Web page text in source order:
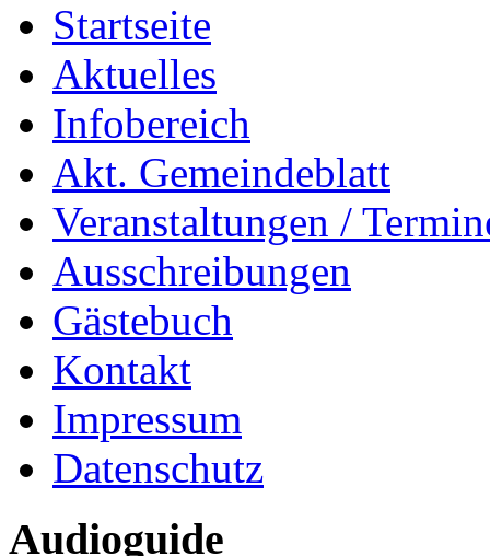
Startseite
Aktuelles
Infobereich
Akt. Gemeindeblatt
Veranstaltungen /
Ausschreibungen
Gästebuch
Kontakt
Impressum
Datenschutz
Audioguide